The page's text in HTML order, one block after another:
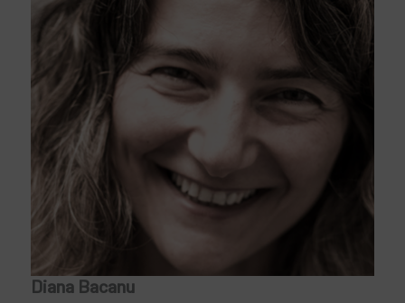
Diana Bacanu